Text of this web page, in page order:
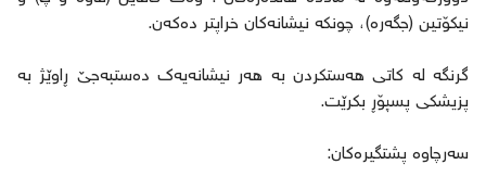
نیکۆتین (جگەرە)، چونکە نیشانەکان خراپتر دەکەن.
گرنگە لە کاتی هەستکردن بە هەر نیشانەیەک دەستبەجێ ڕاوێژ بە
پزیشکی پسپۆڕ بکرێت.
سەرچاوە پشتگیرەکان: